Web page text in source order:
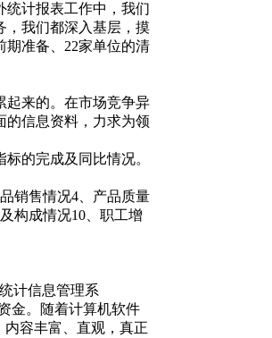
统计报表工作中，我们
，我们都深入基层，摸
准备、22家单位的清
起来的。在市场竞争异
的信息资料，力求为领
的完成及同比情况。
销售情况4、产品质量
构成情况10、职工增
计信息管理系
金。随着计算机软件
容丰富、直观，真正